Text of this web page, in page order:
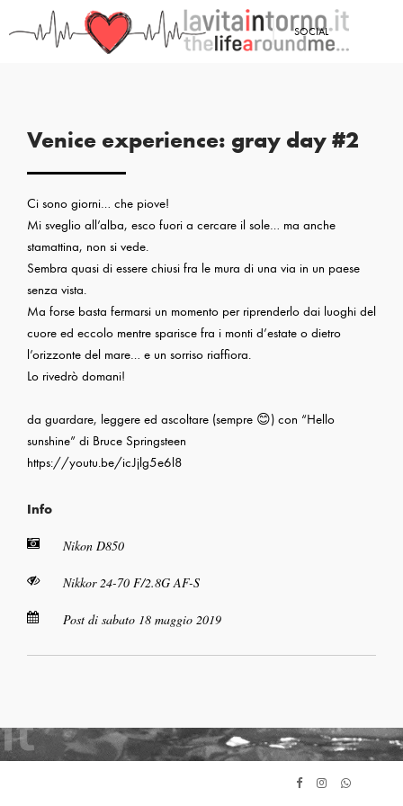
SOCIAL
Venice experience: gray day #2
Ci sono giorni… che piove!
Mi sveglio all’alba, esco fuori a cercare il sole… ma anche
stamattina, non si vede.
Sembra quasi di essere chiusi fra le mura di una via in un paese
senza vista.
Ma forse basta fermarsi un momento per riprenderlo dai luoghi del
cuore ed eccolo mentre sparisce fra i monti d’estate o dietro
l’orizzonte del mare… e un sorriso riaffiora.
Lo rivedrò domani!
da guardare, leggere ed ascoltare (sempre 😊) con “Hello
sunshine” di Bruce Springsteen
https://youtu.be/icJjlg5e6l8
Info
Nikon D850
Nikkor 24-70 F/2.8G AF-S
Post di sabato 18 maggio 2019